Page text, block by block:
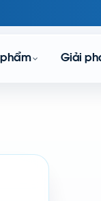
phẩm Giải